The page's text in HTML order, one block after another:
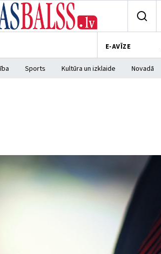
E-AVĪZE
Sports Kultūra un izklaide Novadā